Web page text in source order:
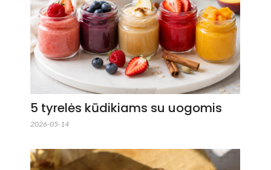
5 tyrelės kūdikiams su uogomis
2026-05-14